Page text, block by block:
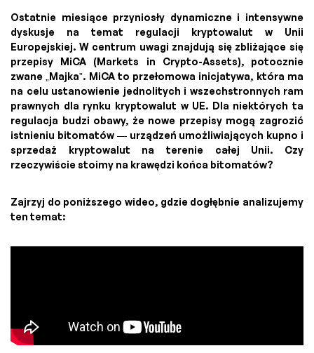
Ostatnie miesiące przyniosły dynamiczne i intensywne
dyskusje na temat regulacji kryptowalut w Unii
Europejskiej. W centrum uwagi znajdują się zbliżające się
przepisy MiCA (Markets in Crypto-Assets), potocznie
zwane „Majka”. MiCA to przełomowa inicjatywa, która ma
na celu ustanowienie jednolitych i wszechstronnych ram
prawnych dla rynku kryptowalut w UE. Dla niektórych ta
regulacja budzi obawy, że nowe przepisy mogą zagrozić
istnieniu bitomatów — urządzeń umożliwiających kupno i
sprzedaż kryptowalut na terenie całej Unii. Czy
rzeczywiście stoimy na krawędzi końca bitomatów?
Zajrzyj do poniższego wideo, gdzie dogłębnie analizujemy
ten temat: